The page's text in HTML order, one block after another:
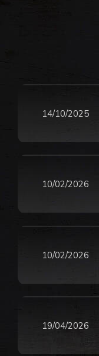
14/10/2025
10/02/2026
10/02/2026
19/04/2026